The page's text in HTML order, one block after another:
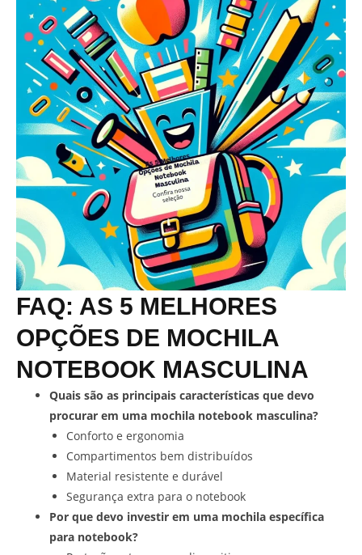
FAQ: AS 5 MELHORES
OPÇÕES DE MOCHILA
NOTEBOOK MASCULINA
Quais são as principais características que devo
procurar em uma mochila notebook masculina?
Conforto e ergonomia
Compartimentos bem distribuídos
Material resistente e durável
Segurança extra para o notebook
Por que devo investir em uma mochila específica
para notebook?